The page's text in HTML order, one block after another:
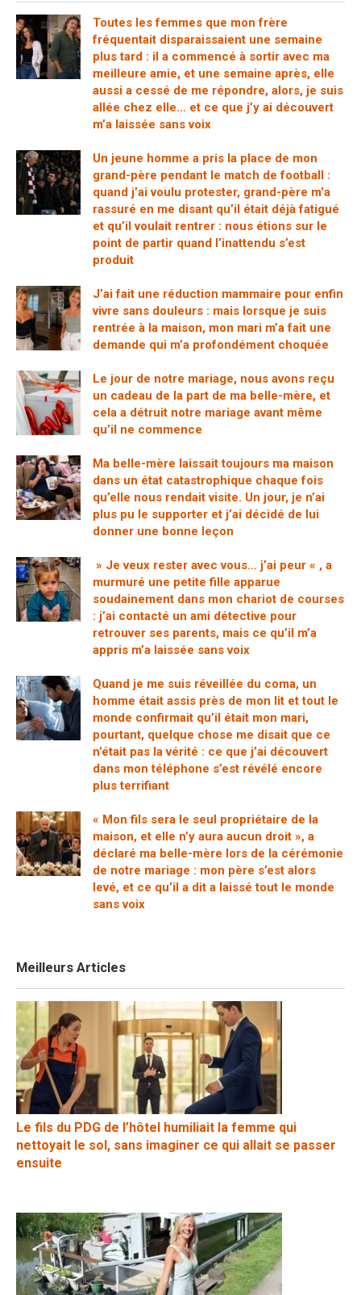
Toutes les femmes que mon frère
fréquentait disparaissaient une semaine
plus tard : il a commencé à sortir avec ma
meilleure amie, et une semaine après, elle
aussi a cessé de me répondre, alors, je suis
allée chez elle… et ce que j’y ai découvert
m’a laissée sans voix
Un jeune homme a pris la place de mon
grand-père pendant le match de football :
quand j’ai voulu protester, grand-père m’a
rassuré en me disant qu’il était déjà fatigué
et qu’il voulait rentrer : nous étions sur le
point de partir quand l’inattendu s’est
produit
J’ai fait une réduction mammaire pour enfin
vivre sans douleurs : mais lorsque je suis
rentrée à la maison, mon mari m’a fait une
demande qui m’a profondément choquée
Le jour de notre mariage, nous avons reçu
un cadeau de la part de ma belle-mère, et
cela a détruit notre mariage avant même
qu’il ne commence
Ma belle-mère laissait toujours ma maison
dans un état catastrophique chaque fois
qu’elle nous rendait visite. Un jour, je n’ai
plus pu le supporter et j’ai décidé de lui
donner une bonne leçon
» Je veux rester avec vous… j’ai peur « , a
murmuré une petite fille apparue
soudainement dans mon chariot de courses
: j’ai contacté un ami détective pour
retrouver ses parents, mais ce qu’il m’a
appris m’a laissée sans voix
Quand je me suis réveillée du coma, un
homme était assis près de mon lit et tout le
monde confirmait qu’il était mon mari,
pourtant, quelque chose me disait que ce
n’était pas la vérité : ce que j’ai découvert
dans mon téléphone s’est révélé encore
plus terrifiant
« Mon fils sera le seul propriétaire de la
maison, et elle n’y aura aucun droit », a
déclaré ma belle-mère lors de la cérémonie
de notre mariage : mon père s’est alors
levé, et ce qu’il a dit a laissé tout le monde
sans voix
Meilleurs Articles
Le fils du PDG de l’hôtel humiliait la femme qui
nettoyait le sol, sans imaginer ce qui allait se passer
ensuite